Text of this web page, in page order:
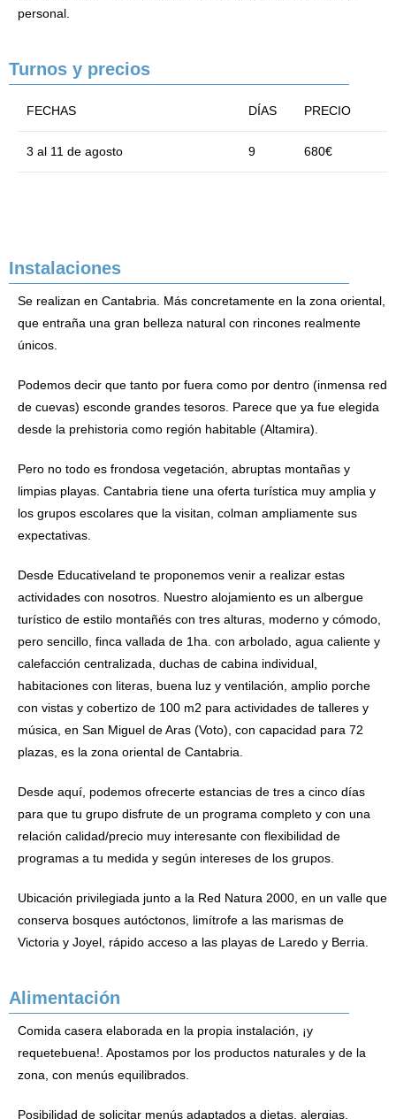
personal.
Turnos y precios
FECHAS DÍAS PRECIO
3 al 11 de agosto 9 680€
Instalaciones
Se realizan en Cantabria. Más concretamente en la zona oriental,
que entraña una gran belleza natural con rincones realmente
únicos.
Podemos decir que tanto por fuera como por dentro (inmensa red
de cuevas) esconde grandes tesoros. Parece que ya fue elegida
desde la prehistoria como región habitable (Altamira).
Pero no todo es frondosa vegetación, abruptas montañas y
limpias playas. Cantabria tiene una oferta turística muy amplia y
los grupos escolares que la visitan, colman ampliamente sus
expectativas.
Desde Educativeland te proponemos venir a realizar estas
actividades con nosotros. Nuestro alojamiento es un albergue
turístico de estilo montañés con tres alturas, moderno y cómodo,
pero sencillo, finca vallada de 1ha. con arbolado, agua caliente y
calefacción centralizada, duchas de cabina individual,
habitaciones con literas, buena luz y ventilación, amplio porche
con vistas y cobertizo de 100 m2 para actividades de talleres y
música, en San Miguel de Aras (Voto), con capacidad para 72
plazas, es la zona oriental de Cantabria.
Desde aquí, podemos ofrecerte estancias de tres a cinco días
para que tu grupo disfrute de un programa completo y con una
relación calidad/precio muy interesante con flexibilidad de
programas a tu medida y según intereses de los grupos.
Ubicación privilegiada junto a la Red Natura 2000, en un valle que
conserva bosques autóctonos, limítrofe a las marismas de
Victoria y Joyel, rápido acceso a las playas de Laredo y Berria.
Alimentación
Comida casera elaborada en la propia instalación, ¡y
requetebuena!. Apostamos por los productos naturales y de la
zona, con menús equilibrados.
Posibilidad de solicitar menús adaptados a dietas, alergias,